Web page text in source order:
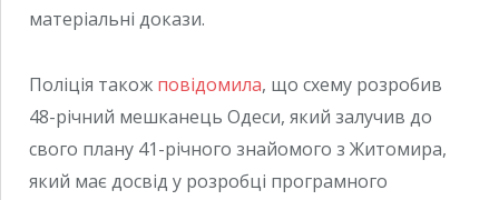
матеріальні докази.
Поліція також повідомила, що схему розробив
48-річний мешканець Одеси, який залучив до
свого плану 41-річного знайомого з Житомира,
який має досвід у розробці програмного